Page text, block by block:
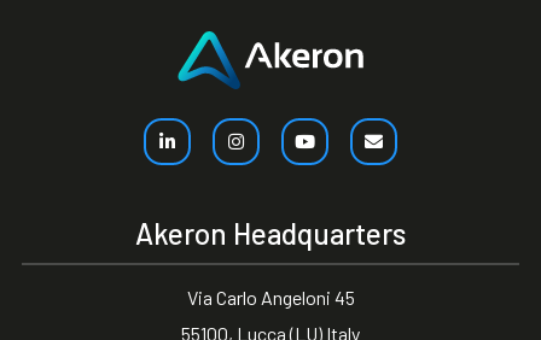
Akeron Headquarters
Via Carlo Angeloni 45
55100, Lucca (LU) Italy